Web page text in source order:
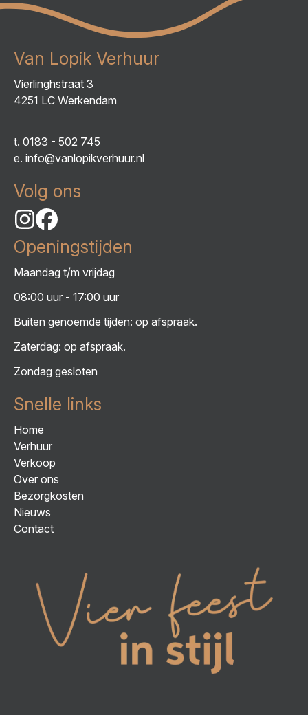
Van Lopik Verhuur
Vierlinghstraat 3
4251 LC Werkendam
t. 0183 - 502 745
e. info@vanlopikverhuur.nl
Volg ons
Openingstijden
Maandag t/m vrijdag
08:00 uur - 17:00 uur
Buiten genoemde tijden: op afspraak.
Zaterdag: op afspraak.
Zondag gesloten
Snelle links
Home
Verhuur
Verkoop
Over ons
Bezorgkosten
Nieuws
Contact